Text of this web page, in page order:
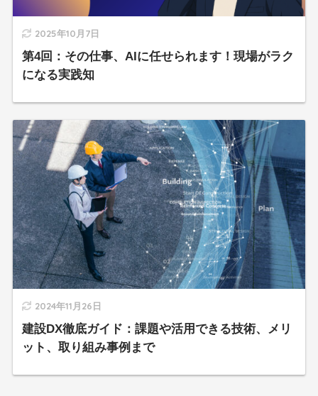
2025年10月7日
第4回：その仕事、AIに任せられます！現場がラク
になる実践知
2024年11月26日
建設DX徹底ガイド：課題や活用できる技術、メリ
ット、取り組み事例まで